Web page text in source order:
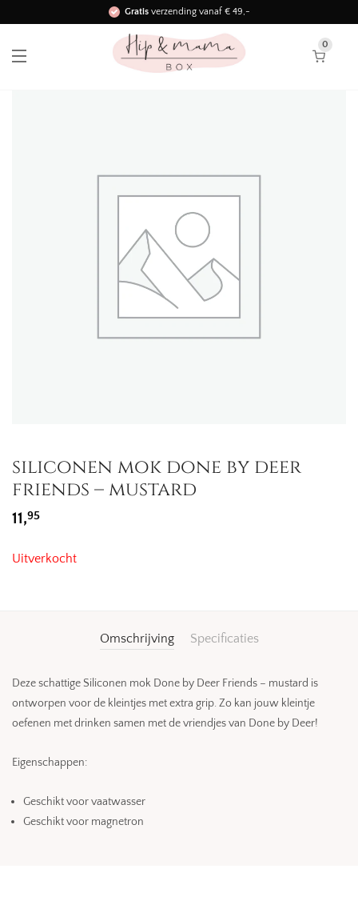
Gratisverzending vanaf € 49,-
Binnen 3 werkdagen in huis!
0
siliconen mok done by deer
friends – mustard
11,95
Uitverkocht
Omschrijving Specificaties
Deze schattige Siliconen mok Done by Deer Friends – mustard is
ontworpen voor de kleintjes met extra grip. Zo kan jouw kleintje
oefenen met drinken samen met de vriendjes van Done by Deer!
Eigenschappen:
Geschikt voor vaatwasser
Geschikt voor magnetron